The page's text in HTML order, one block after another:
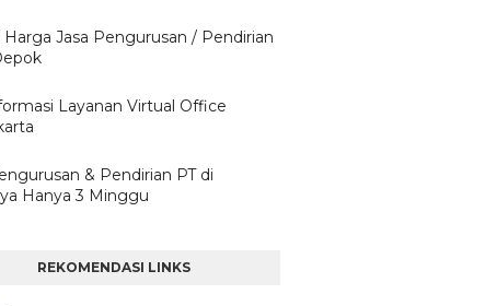
Harga Jasa Pengurusan / Pendirian
Layanan Virtual Office
& Pendirian PT di
Hanya 3 Minggu
REKOMENDASI LINKS